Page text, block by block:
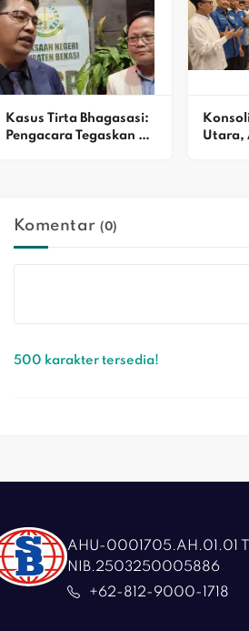
Kasus Tirta Bhagasasi:
Pengacara Tegaskan
Utara,
Komentar(0)
500 karakter tersedia!
AHU-0001705.AH.01.01
NIB.2503250005886
+62-812-9000-1718